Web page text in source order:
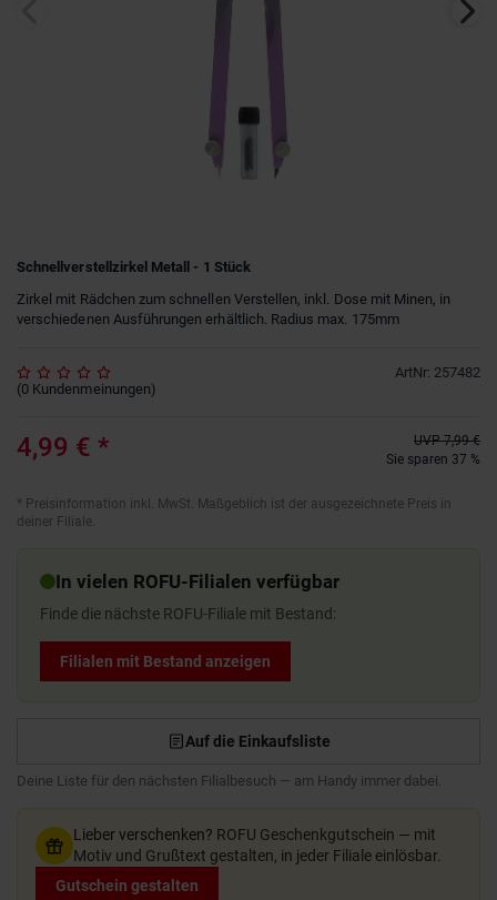
Schnellverstellzirkel Metall - 1 Stück
Zirkel mit Rädchen zum schnellen Verstellen, inkl. Dose mit Minen, in
verschiedenen Ausführungen erhältlich. Radius max. 175mm
ArtNr: 257482
(0 Kundenmeinungen)
4,99 € * UVP 7,99 €
Sie sparen 37 %
* Preisinformation inkl. MwSt. Maßgeblich ist der ausgezeichnete Preis in
deiner Filiale.
In vielen ROFU-Filialen verfügbar
Finde die nächste ROFU-Filiale mit Bestand:
Filialen mit Bestand anzeigen
Auf die Einkaufsliste
Deine Liste für den nächsten Filialbesuch — am Handy immer dabei.
Lieber verschenken? ROFU Geschenkgutschein — mit
Motiv und Grußtext gestalten, in jeder Filiale einlösbar.
Gutschein gestalten